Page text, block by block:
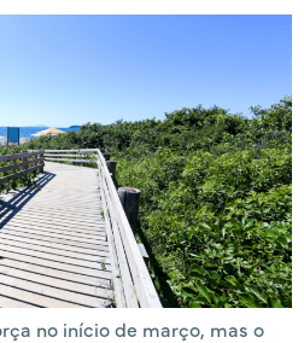
no início de março, mas o